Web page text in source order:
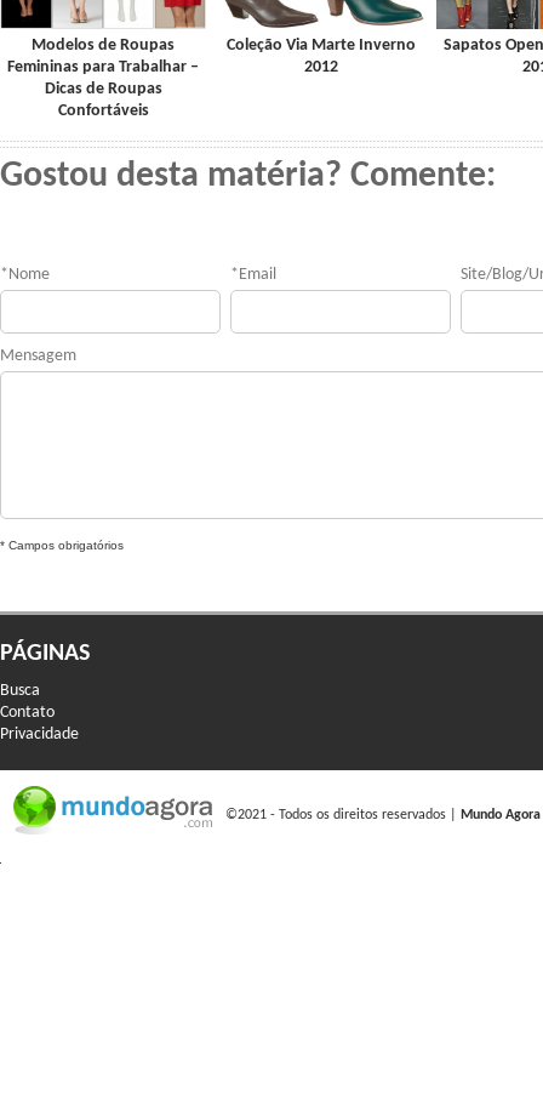
Modelos de Roupas
Femininas para Trabalhar –
Dicas de Roupas
Confortáveis
Coleção Via Marte Inverno
2012
Sapatos
Gostou desta matéria? Comente:
* Nome * Email Site/Blog/
Mensagem
* Campos obrigatórios
PÁGINAS
Busca
Contato
Privacidade
©2021 - Todos os direitos reservados | Mundo Agora